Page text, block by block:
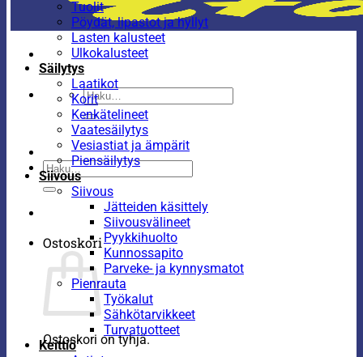
Etsi:
Etsi:
Ostoskori
Ostoskori on tyhjä.
Tuolit
Pöydät, lipastot ja hyllyt
Lasten kalusteet
Ulkokalusteet
Säilytys
Laatikot
Korit
Kenkätelineet
Vaatesäilytys
Vesiastiat ja ämpärit
Piensäilytys
Siivous
Siivous
Jätteiden käsittely
Siivousvälineet
Pyykkihuolto
Kunnossapito
Parveke- ja kynnysmatot
Pienrauta
Työkalut
Sähkötarvikkeet
Turvatuotteet
Keittiö